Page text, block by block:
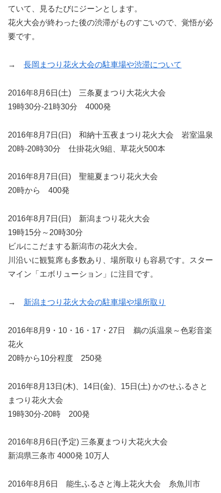
ていて、見るたびにジーンとします。
花火大会が終わった後の渋滞がものすごいので、覚悟が必
要です。
→ 長岡まつり花火大会の駐車場や渋滞について
2016年8月6日(土) 三条夏まつり大花火大会
19時30分-21時30分 4000発
2016年8月7日(日) 和納十五夜まつり花火大会 岩室温泉
20時-20時30分 仕掛花火9組、草花火500本
2016年8月7日(日) 聖籠夏まつり花火大会
20時から 400発
2016年8月7日(日) 新潟まつり花火大会
19時15分～20時30分
ビルにこだまする新潟市の花火大会。
川沿いに観覧席も多数あり、場所取りも容易です。スター
マイン「エボリューション」に注目です。
→ 新潟まつり花火大会の駐車場や場所取り
2016年8月9・10・16・17・27日 鵜の浜温泉～色彩音楽
花火
20時から10分程度 250発
2016年8月13日(木)、14日(金)、15日(土) かのせふるさと
まつり花火大会
19時30分-20時 200発
2016年8月6日(予定) 三条夏まつり大花火大会
新潟県三条市 4000発 10万人
2016年8月6日 能生ふるさと海上花火大会 糸魚川市